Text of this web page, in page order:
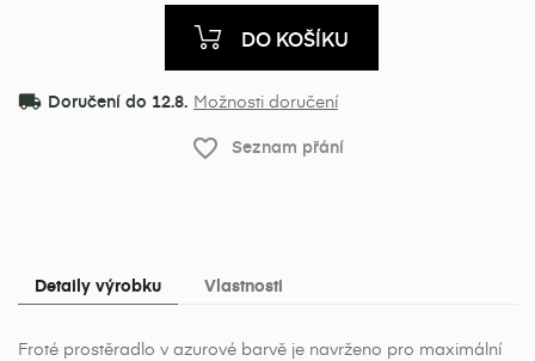
DO KOŠÍKU
local_shipping Doručení do 12.8. Možnosti doručení
favorite_border Seznam přání
Detaily výrobku Vlastnosti
Froté prostěradlo v azurové barvě je navrženo pro maximální